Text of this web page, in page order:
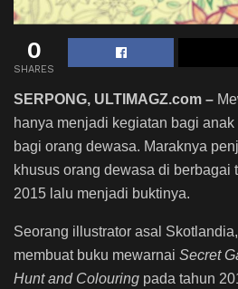
0
SHARES
SERPONG, ULTIMAGZ.com –
hanya menjadi kegiatan bagi
bagi orang dewasa. Maraknya
khusus orang dewasa di berbagai
2015 lalu menjadi buktinya.
Seorang illustrator asal
membuat buku mewarnai Secret
Hunt and Colouring pada tahun